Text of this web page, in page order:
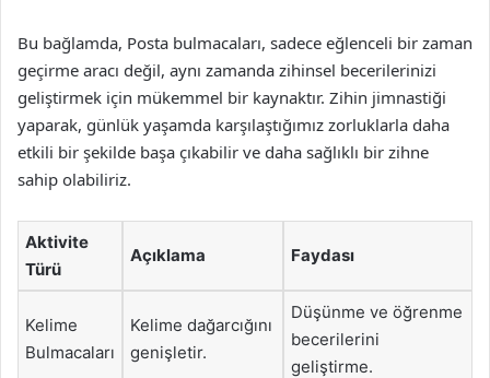
Bu bağlamda, Posta bulmacaları, sadece eğlenceli bir zaman
geçirme aracı değil, aynı zamanda zihinsel becerilerinizi
geliştirmek için mükemmel bir kaynaktır. Zihin jimnastiği
yaparak, günlük yaşamda karşılaştığımız zorluklarla daha
etkili bir şekilde başa çıkabilir ve daha sağlıklı bir zihne
sahip olabiliriz.
Aktivite
Türü
Açıklama Faydası
Kelime
Bulmacaları
Kelime dağarcığını
genişletir.
Düşünme ve öğrenme
becerilerini
geliştirme.